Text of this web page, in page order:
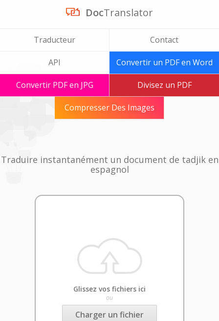
DocTranslator
Traducteur Contact
API Convertir un PDF en Word
Convertir PDF en JPG Divisez un PDF
Compresser Des Images
Traduire instantanément un document de tadjik en
espagnol
Glissez vos fichiers ici
ou
Charger un fichier